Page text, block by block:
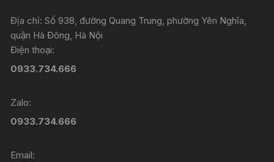
Địa chỉ: Số 938, đường Quang Trung, phường Yên Nghĩa,
quận Hà Đông, Hà Nội
Điện thoại:
0933.734.666
Zalo:
0933.734.666
Email: